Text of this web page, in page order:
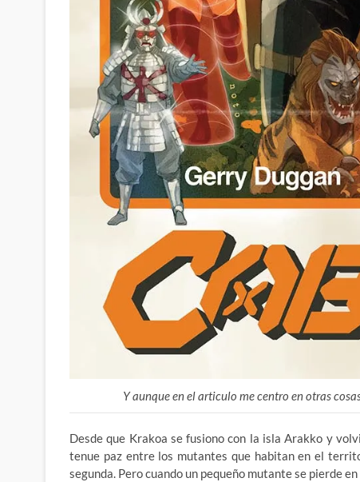
Y aunque en el articulo me centro en otras
Desde que Krakoa se fusiono con la isla Arakko y
tenue paz entre los mutantes que habitan en el
segunda. Pero cuando un pequeño mutante se pierde